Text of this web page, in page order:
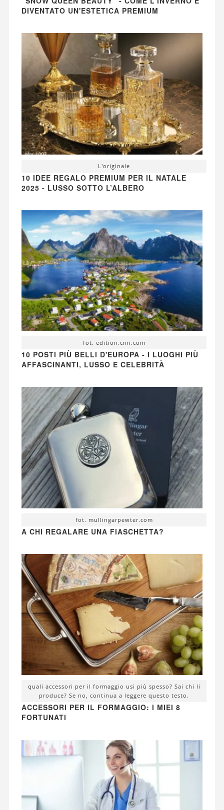
DIVENTATO UN'ESTETICA PREMIUM
L'originale
10 IDEE REGALO PREMIUM PER IL NATALE
2025 - LUSSO SOTTO L’ALBERO
fot. edition.cnn.com
10 POSTI PIÙ BELLI D'EUROPA - I LUOGHI PIÙ
AFFASCINANTI, LUSSO E CELEBRITÀ
fot. mullingarpewter.com
A CHI REGALARE UNA FIASCHETTA?
quali accessori per il formaggio usi più spesso? Sai chi li
produce? Se no, continua a leggere questo testo.
ACCESSORI PER IL FORMAGGIO: I MIEI 8
FORTUNATI